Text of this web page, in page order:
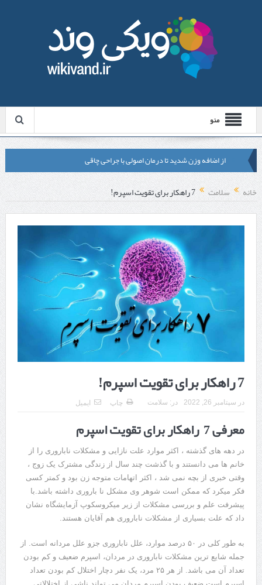
منو
از اضافه وزن شدید تا درمان اصولی با جراحی چاقی
لیزر موهای زائد شاتی یا رولی؟ مقایسه لیزرهای واقعی با شبه‌ لیزر در
مشهد
قبل از تماس با تعمیرکار ماشین ظرفشویی وستینگهاوس این موارد را
هزینه ایمپلنت دندان در ترکیه 1405 | قیمت، مزایا، معایب و مقایسه با
ایران
محصولات تراست؛ بهترین گزینه برای مراقبت از پوست
کلاس تیزهوشان برای چه دانش‌آموزانی ضروری‌تر است؟
آشنایی با هنر عاج کاری
7 سوئیت محبوب مشهد نزدیک حرم با غذا و نظر مسافران
درمان ترک های پوستی با لیزر در مشهد | لیزر فوتونا برای بهبود قطعی
استریا
طراحی در خدمت نظم؛ از قفسه ‌های یک‌ طرفه تا دو طرفه، روایت
هوشمندی در معماری فروشگاه
خانه سلامت 7 راهکار برای تقویت اسپرم!
7 راهکار برای تقویت اسپرم!
در سپتامبر 26, 2022 در: سلامت چاپ ایمیل
معرفی 7 راهکار برای تقویت اسپرم
در دهه های گذشته ، اکثر موارد علت نازایی و مشکلات ناباروری را از
خانم ها می دانستند و با گذشت چند سال از زندگی مشترک یک زوج ،
وقتی خبری از بچه نمی شد ، اکثر اتهامات متوجه زن بود و کمتر کسی
فکر میکرد که ممکن است شوهر وی مشکل نا باروری داشته باشد.با
پیشرفت علم و بررسی مشکلات از زیر میکروسکوپ آزمایشگاه نشان
داد که علت بسیاری از مشکلات ناباروری هم آقایان هستند.
به طور کلی در ۵۰ درصد موارد، علل ناباروری جزو علل مردانه است. از
جمله شایع ترین مشکلات ناباروری در مردان، اسپرم ضعیف و کم بودن
تعداد آن می باشد. از هر ۲۵ مرد، یک نفر دچار اختلال کم بودن تعداد